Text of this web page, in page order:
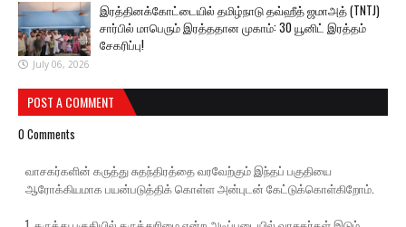
இரத்தினக்கோட்டையில் தமிழ்நாடு தவ்ஹீத் ஜமாஅத் (TNTJ)
சார்பில் மாபெரும் இரத்ததான முகாம்: 30 யூனிட் இரத்தம்
சேகரிப்பு!
July 06, 2026
POST A COMMENT
0 Comments
வாசகர்களின் கருத்து சுதந்திரத்தை வரவேற்கும் இந்தப் பகுதியை
ஆரோக்கியமாக பயன்படுத்திக் கொள்ள அன்புடன் கேட்டுக்கொள்கிறோம்.